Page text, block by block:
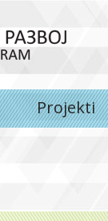
Projekti